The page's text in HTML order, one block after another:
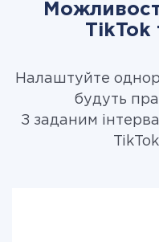
TikTok
Налаштуйте
будуть
З заданим